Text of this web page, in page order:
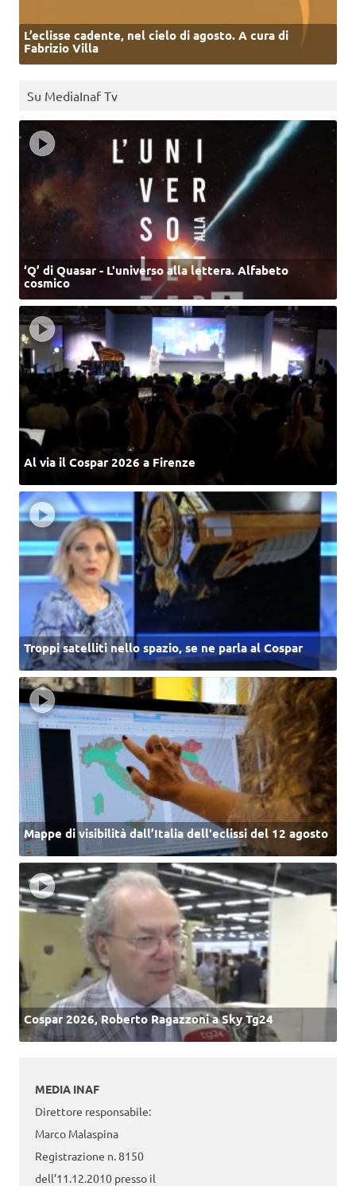
L’eclisse cadente, nel cielo di agosto. A cura di
Fabrizio Villa
Su MediaInaf Tv
‘Q’ di Quasar - L'universo alla lettera. Alfabeto
cosmico
Al via il Cospar 2026 a Firenze
Troppi satelliti nello spazio, se ne parla al Cospar
Mappe di visibilità dall’Italia dell'eclissi del 12 agosto
Cospar 2026, Roberto Ragazzoni a Sky Tg24
MEDIA INAF
Direttore responsabile:
Marco Malaspina
Registrazione n. 8150
dell’11.12.2010 presso il